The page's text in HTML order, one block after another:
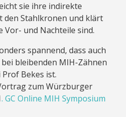
sie ihre indirekte
den Stahlkronen und klärt
Vor- und Nachteile sind.
spannend, dass auch
bleibenden MIH-Zähnen
Bekes ist.
zum Würzburger
. GC Online MIH Symposium